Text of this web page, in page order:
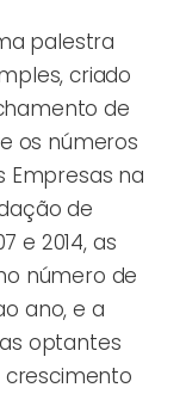
palestra
criado
de
os números
Empresas na
de
e 2014, as
número de
ano, e a
optantes
crescimento